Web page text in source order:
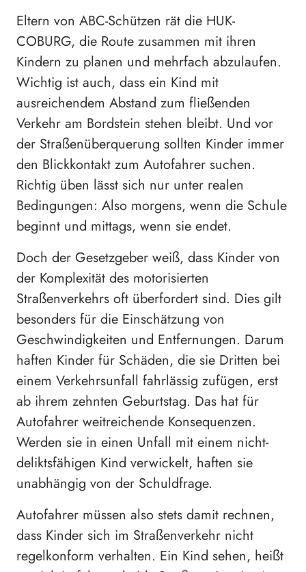
Eltern von ABC-Schützen rät die HUK-
COBURG, die Route zusammen mit ihren
Kindern zu planen und mehrfach abzulaufen.
Wichtig ist auch, dass ein Kind mit
ausreichendem Abstand zum fließenden
Verkehr am Bordstein stehen bleibt. Und vor
der Straßenüberquerung sollten Kinder immer
den Blickkontakt zum Autofahrer suchen.
Richtig üben lässt sich nur unter realen
Bedingungen: Also morgens, wenn die Schule
beginnt und mittags, wenn sie endet.
Doch der Gesetzgeber weiß, dass Kinder von
der Komplexität des motorisierten
Straßenverkehrs oft überfordert sind. Dies gilt
besonders für die Einschätzung von
Geschwindigkeiten und Entfernungen. Darum
haften Kinder für Schäden, die sie Dritten bei
einem Verkehrsunfall fahrlässig zufügen, erst
ab ihrem zehnten Geburtstag. Das hat für
Autofahrer weitreichende Konsequenzen.
Werden sie in einen Unfall mit einem nicht-
deliktsfähigen Kind verwickelt, haften sie
unabhängig von der Schuldfrage.
Autofahrer müssen also stets damit rechnen,
dass Kinder sich im Straßenverkehr nicht
regelkonform verhalten. Ein Kind sehen, heißt